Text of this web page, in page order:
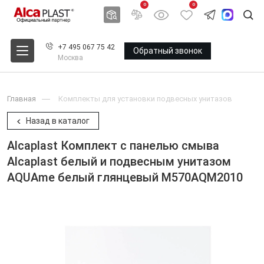
0 0
+7 495 067 75 42
Москва
Обратный звонок
Главная Комплекты для установки подвесных унитазов
Назад в каталог
Alcaplast Комплект с панелью смыва
Alcaplast белый и подвесным унитазом
AQUAme белый глянцевый M570AQM2010